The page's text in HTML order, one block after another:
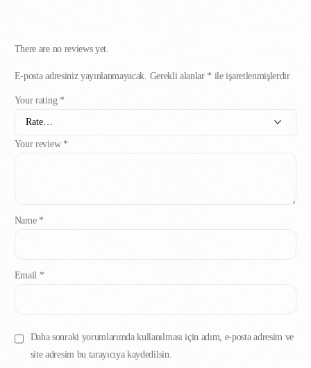
There are no reviews yet.
E-posta adresiniz yayınlanmayacak. Gerekli alanlar * ile işaretlenmişlerdir
Your rating *
Your review *
Name *
Email *
Daha sonraki yorumlarımda kullanılması için adım, e-posta adresim ve
site adresim bu tarayıcıya kaydedilsin.